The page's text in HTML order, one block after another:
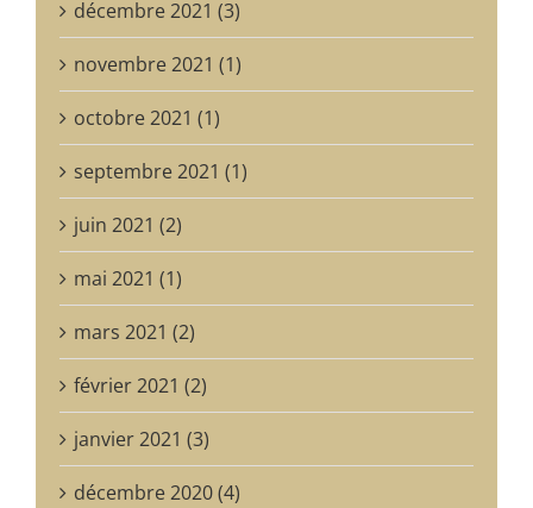
décembre 2021 (3)
novembre 2021 (1)
octobre 2021 (1)
septembre 2021 (1)
juin 2021 (2)
mai 2021 (1)
mars 2021 (2)
février 2021 (2)
janvier 2021 (3)
décembre 2020 (4)